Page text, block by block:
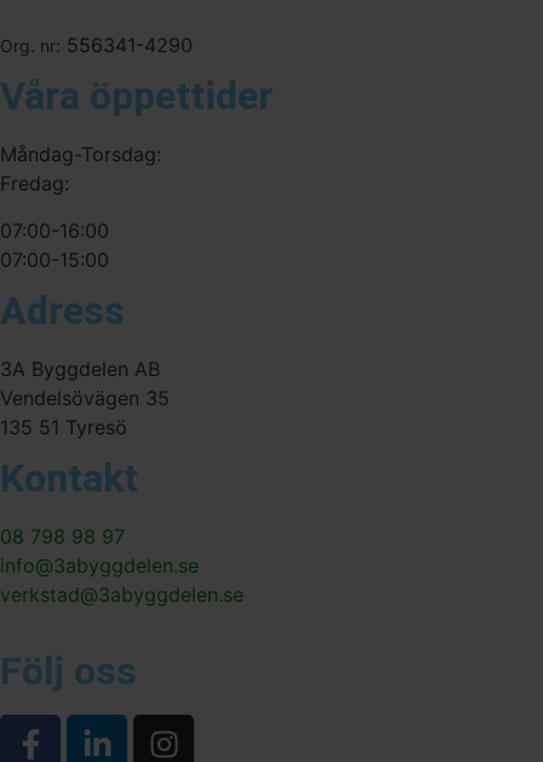
Org. nr: 556341-4290
Våra öppettider
Måndag-Torsdag:
Fredag:
07:00-16:00
07:00-15:00
Adress
3A Byggdelen AB
Vendelsövägen 35
135 51 Tyresö
Kontakt
08 798 98 97
info@3abyggdelen.se
verkstad@3abyggdelen.se
Följ oss